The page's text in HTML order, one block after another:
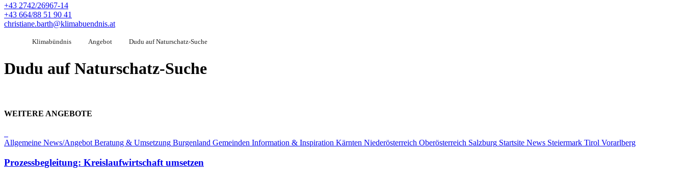
+43 2742/26967-14
+43 664/88 51 90 41
christiane.barth@klimabuendnis.at
Klimabündnis Angebot Dudu auf Naturschatz-Suche
Dudu auf Naturschatz-Suche
WEITERE ANGEBOTE
Allgemeine News/Angebot Beratung & Umsetzung Burgenland Gemeinden Information & Inspiration Kärnten Niederösterreich Oberösterreich Salzburg Startsite News Steiermark Tirol Vorarlberg
Prozessbegleitung: Kreislaufwirtschaft umsetzen